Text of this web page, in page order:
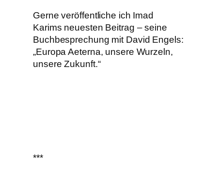
Gerne veröffentliche ich Imad
Karims neuesten Beitrag – seine
Buchbesprechung mit David Engels:
„Europa Aeterna, unsere Wurzeln,
unsere Zukunft.“
***